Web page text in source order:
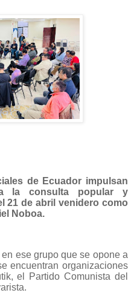
de Ecuador impulsan
la consulta popular y
21 de abril venidero como
Noboa.
ese grupo que se opone a
encuentran organizaciones
el Partido Comunista del